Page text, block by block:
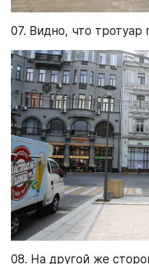
07. Видно, что тротуар
08. На другой же